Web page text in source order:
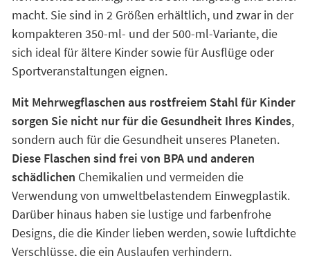
ausreichend Flüssigkeit zu versorgen.Diese wieder
verwendbaren Wasserflaschenhaben eine isolierte
Wand, die die Temperatur von Getränken stundenlang
beibehält, unabhängig davon, ob sie heiß oder kalt
sind. Sie sind außerdem stoßfest und
korrosionsbeständig, was sie sehr langlebig und sicher
macht. Sie sind in 2 Größen erhältlich, und zwar in der
kompakteren 350-ml- und der 500-ml-Variante, die
sich ideal für ältere Kinder sowie für Ausflüge oder
Sportveranstaltungen eignen.
Mit Mehrwegflaschen aus rostfreiem Stahl für Kinder
sorgen Sie nicht nur für die Gesundheit Ihres Kindes
sondern auch für die Gesundheit unseres Planeten.